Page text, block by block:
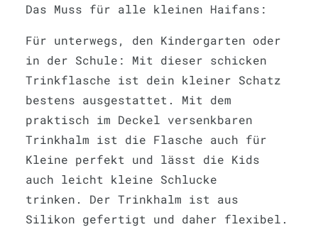
Das Muss für alle kleinen Haifans:
Für unterwegs, den Kindergarten oder
in der Schule: Mit dieser schicken
Trinkflasche ist dein kleiner Schatz
bestens ausgestattet. Mit dem
praktisch im Deckel versenkbaren
Trinkhalm ist die Flasche auch für
Kleine perfekt und lässt die Kids
auch leicht kleine Schlucke
trinken. Der Trinkhalm ist aus
Silikon gefertigt und daher flexibel.